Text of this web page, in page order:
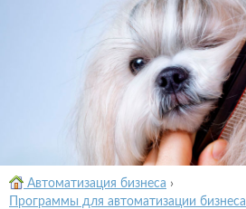
Автоматизация бизнеса ›
Программы для автоматизации бизнеса